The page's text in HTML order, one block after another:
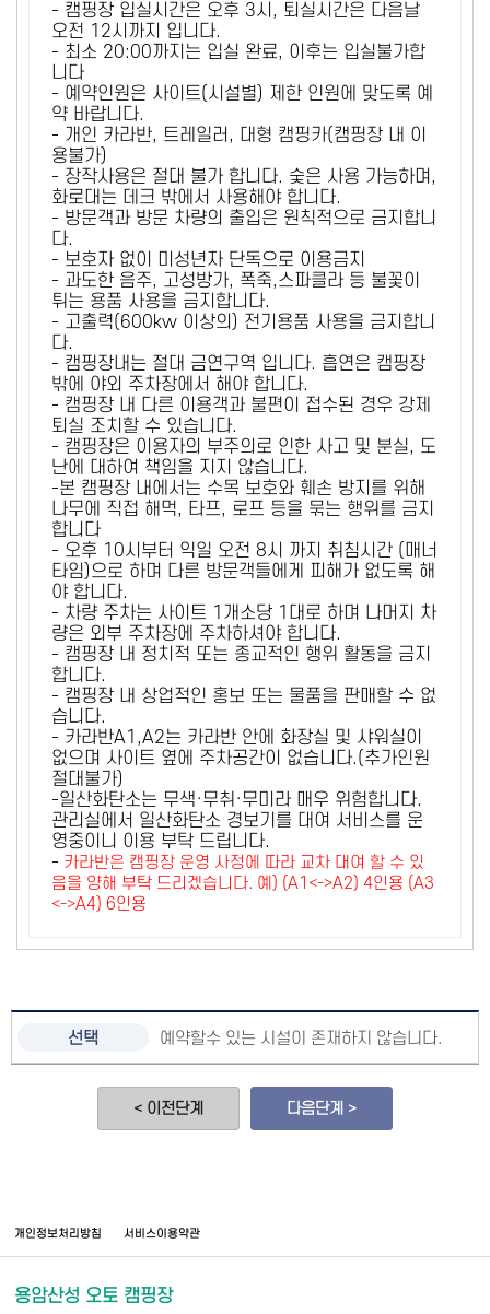
- 캠핑장 입실시간은 오후 3시, 퇴실시간은 다음날
오전 12시까지 입니다.
- 최소 20:00까지는 입실 완료, 이후는 입실불가합
니다
- 예약인원은 사이트(시설별) 제한 인원에 맞도록 예
약 바랍니다.
- 개인 카라반, 트레일러, 대형 캠핑카(캠핑장 내 이
용불가)
- 장작사용은 절대 불가 합니다. 숯은 사용 가능하며,
화로대는 데크 밖에서 사용해야 합니다.
- 방문객과 방문 차량의 출입은 원칙적으로 금지합니
다.
- 보호자 없이 미성년자 단독으로 이용금지
- 과도한 음주, 고성방가, 폭죽,스파클라 등 불꽃이
튀는 용품 사용을 금지합니다.
- 고출력(600kw 이상의) 전기용품 사용을 금지합니
다.
- 캠핑장내는 절대 금연구역 입니다. 흡연은 캠핑장
밖에 야외 주차장에서 해야 합니다.
- 캠핑장 내 다른 이용객과 불편이 접수된 경우 강제
퇴실 조치할 수 있습니다.
- 캠핑장은 이용자의 부주의로 인한 사고 및 분실, 도
난에 대하여 책임을 지지 않습니다.
-본 캠핑장 내에서는 수목 보호와 훼손 방지를 위해
나무에 직접 해먹, 타프, 로프 등을 묶는 행위를 금지
합니다
- 오후 10시부터 익일 오전 8시 까지 취침시간 (매너
타임)으로 하며 다른 방문객들에게 피해가 없도록 해
야 합니다.
- 차량 주차는 사이트 1개소당 1대로 하며 나머지 차
량은 외부 주차장에 주차하셔야 합니다.
- 캠핑장 내 정치적 또는 종교적인 행위 활동을 금지
합니다.
- 캠핑장 내 상업적인 홍보 또는 물품을 판매할 수 없
습니다.
- 카라반A1,A2는 카라반 안에 화장실 및 샤워실이
없으며 사이트 옆에 주차공간이 없습니다.(추가인원
절대불가)
-일산화탄소는 무색·무취·무미라 매우 위험합니다.
관리실에서 일산화탄소 경보기를 대여 서비스를 운
영중이니 이용 부탁 드립니다.
- 카라반은 캠핑장 운영 사정에 따라 교차 대여 할 수 있
음을 양해 부탁 드리겠습니다. 예) (A1<->A2) 4인용 (A3
<->A4) 6인용
예약할수 있는 시설이 존재하지 않습니다.
< 이전단계 다음단계 >
개인정보처리방침 서비스이용약관
용암산성 오토 캠핑장